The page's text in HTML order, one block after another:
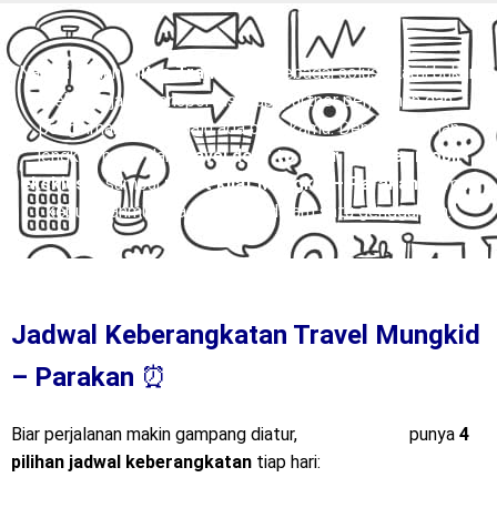
Nah, di sinilah Mitra Trans
hadir sebagai solusi. Kami bukan
sekadar jasa transportasi, tapi partner perjalanan dan
pengiriman yang selalu ada buat kamu. Dengan layanan
lengkap mulai dari
travel door to door,
charter mobil
eksklusif , sampaipaket kilat Mungkid – Parakan , semua
kebutuhanmu bisa terpenuhi dalam satu genggaman.
Jadwal Keberangkatan Travel Mungkid
– Parakan ⏰
Biar perjalanan makin gampang diatur, punya 4
pilihan jadwal keberangkatan tiap hari: